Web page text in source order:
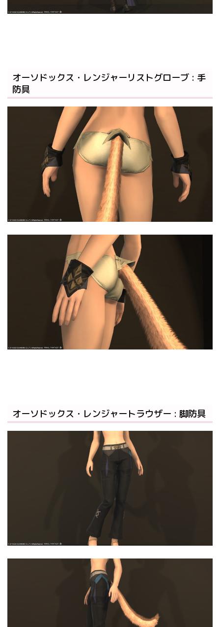
オーソドックス・レンジャーリストグローブ : 手
防具
オーソドックス・レンジャートラウザー : 脚防具